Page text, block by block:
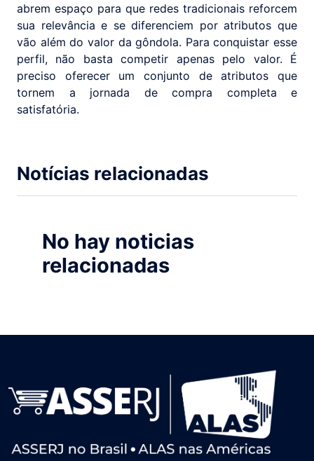
abrem espaço para que redes tradicionais reforcem
sua relevância e se diferenciem por atributos que
vão além do valor da gôndola. Para conquistar esse
perfil, não basta competir apenas pelo valor. É
preciso oferecer um conjunto de atributos que
tornem a jornada de compra completa e
satisfatória.
Notícias relacionadas
No hay noticias
relacionadas